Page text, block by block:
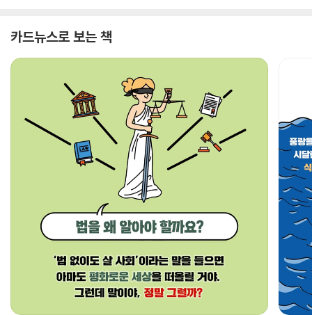
카드뉴스로 보는 책